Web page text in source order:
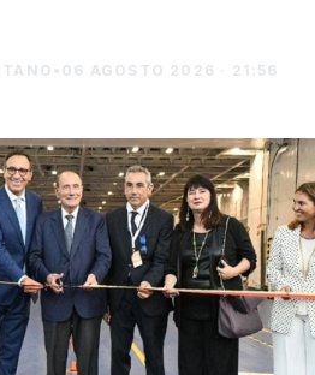
• 06 AGOSTO 2026 · 21:56